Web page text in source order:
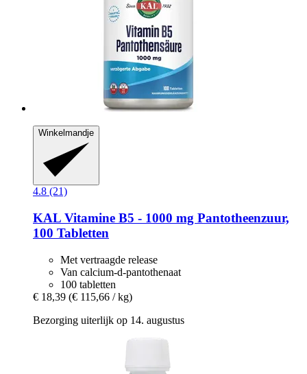
Winkelmandje
4.8 (21)
KAL Vitamine B5 -​ 1000 mg Pantotheenzuur,
100 Tabletten
Met vertraagde release
Van calcium-d-pantothenaat
100 tabletten
€ 18,39 (€ 115,66 / kg)
Bezorging uiterlijk op 14. augustus